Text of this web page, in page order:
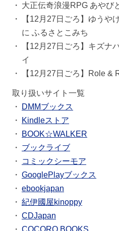
大正伝奇浪漫RPG あやび
【12月27日ごろ】ゆうや
に ふるさとこみち
【12月27日ごろ】キズナ
イ
【12月27日ごろ】Role &
取り扱いサイト一覧
DMMブックス
Kindleストア
BOOK☆WALKER
ブックライブ
コミックシーモア
GooglePlayブックス
ebookjapan
紀伊國屋kinoppy
CDJapan
COCORO BOOKS